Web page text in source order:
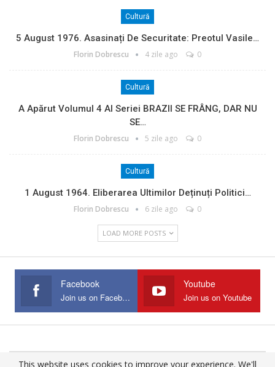
Cultură
5 August 1976. Asasinați De Securitate: Preotul Vasile…
Florin Dobrescu 4 zile ago 0
Cultură
A Apărut Volumul 4 Al Seriei BRAZII SE FRÂNG, DAR NU
SE…
Florin Dobrescu 5 zile ago 0
Cultură
1 August 1964. Eliberarea Ultimilor Deținuți Politici…
Florin Dobrescu 6 zile ago 0
LOAD MORE POSTS
Facebook
Join us on Facebook
Youtube
Join us on Youtube
This website uses cookies to improve your experience. We'll